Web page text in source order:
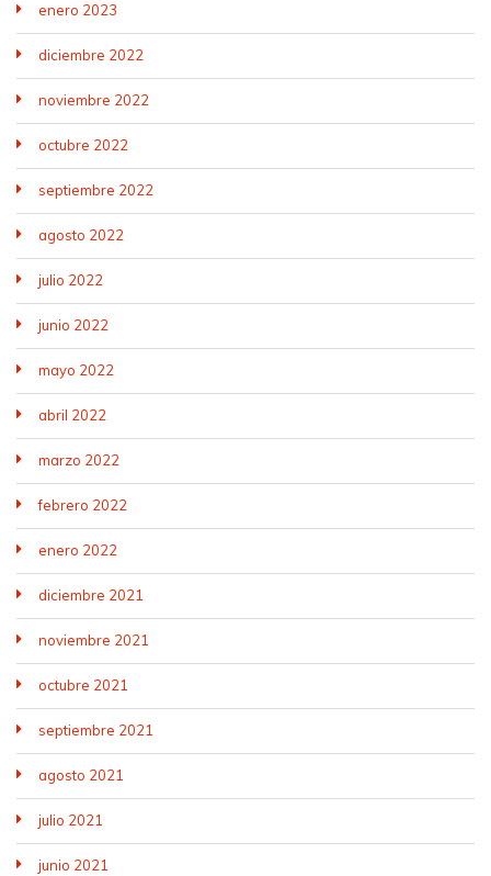
enero 2023
diciembre 2022
noviembre 2022
octubre 2022
septiembre 2022
agosto 2022
julio 2022
junio 2022
mayo 2022
abril 2022
marzo 2022
febrero 2022
enero 2022
diciembre 2021
noviembre 2021
octubre 2021
septiembre 2021
agosto 2021
julio 2021
junio 2021